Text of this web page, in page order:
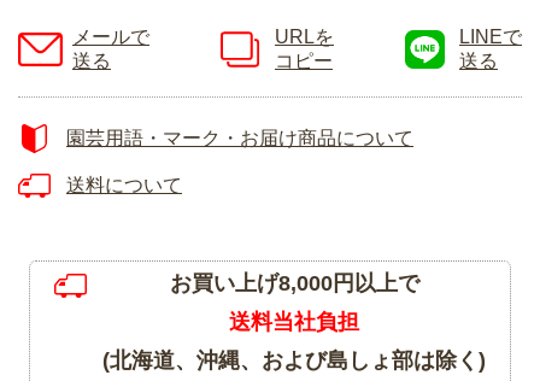
メールで
送る
URLを
コピー
LINEで
送る
園芸用語・マーク・お届け商品について
送料について
お買い上げ8,000円以上で
送料当社負担
(北海道、沖縄、および島しょ部は除く)